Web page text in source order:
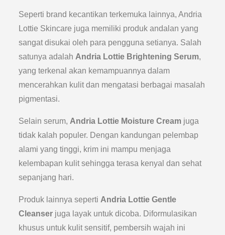
Seperti brand kecantikan terkemuka lainnya, Andria
Lottie Skincare juga memiliki produk andalan yang
sangat disukai oleh para pengguna setianya. Salah
satunya adalah Andria Lottie Brightening Serum,
yang terkenal akan kemampuannya dalam
mencerahkan kulit dan mengatasi berbagai masalah
pigmentasi.
Selain serum, Andria Lottie Moisture Cream juga
tidak kalah populer. Dengan kandungan pelembap
alami yang tinggi, krim ini mampu menjaga
kelembapan kulit sehingga terasa kenyal dan sehat
sepanjang hari.
Produk lainnya seperti Andria Lottie Gentle
Cleanser juga layak untuk dicoba. Diformulasikan
khusus untuk kulit sensitif, pembersih wajah ini